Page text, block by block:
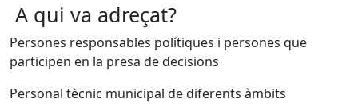
A qui va adreçat?
Persones responsables polítiques i persones que
participen en la presa de decisions
Personal tècnic municipal de diferents àmbits